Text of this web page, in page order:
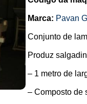
Marca: Pavan
Conjunto de
Produz
– 1 metro de
– Composto de